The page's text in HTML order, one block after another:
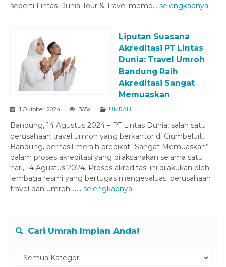
seperti Lintas Dunia Tour & Travel memb... selengkapnya
Liputan Suasana
Akreditasi PT Lintas
Dunia: Travel Umroh
Bandung Raih
Akreditasi Sangat
Memuaskan
1 Oktober 2024 365x UMRAH
Bandung, 14 Agustus 2024 – PT Lintas Dunia, salah satu
perusahaan travel umroh yang berkantor di Ciumbeluit,
Bandung, berhasil meraih predikat “Sangat Memuaskan”
dalam proses akreditasi yang dilaksanakan selama satu
hari, 14 Agustus 2024. Proses akreditasi ini dilakukan oleh
lembaga resmi yang bertugas mengevaluasi perusahaan
travel dan umroh u... selengkapnya
Cari Umrah Impian Anda!